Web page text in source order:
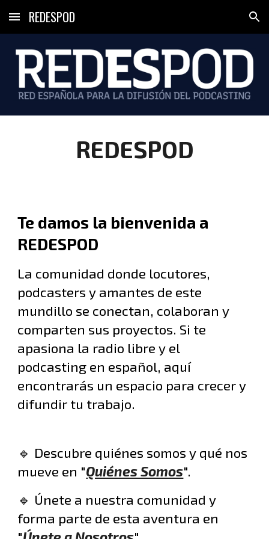
Skip to main content Skip to navigation
REDESPOD
REDESPOD
Te damos la bienvenida a
REDESPOD
La comunidad donde locutores,
podcasters y amantes de este
mundillo se conectan, colaboran y
comparten sus proyectos. Si te
apasiona la radio libre y el
podcasting en español, aquí
encontrarás un espacio para crecer y
difundir tu trabajo.
🔹 Descubre quiénes somos y qué nos
mueve en "Quiénes Somos".
🔹 Únete a nuestra comunidad y
forma parte de esta aventura en